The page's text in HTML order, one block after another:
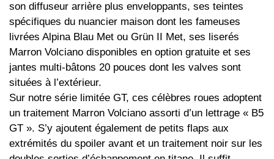
son diffuseur arrière plus enveloppants, ses teintes
spécifiques du nuancier maison dont les fameuses
livrées Alpina Blau Met ou Grün II Met, ses liserés
Marron Volciano disponibles en option gratuite et ses
jantes multi‑bâtons 20 pouces dont les valves sont
situées à l’extérieur.
Sur notre série limitée GT, ces célèbres roues adoptent
un traitement Marron Volciano assorti d’un lettrage « B5
GT ». S’y ajoutent également de petits flaps aux
extrémités du spoiler avant et un traitement noir sur les